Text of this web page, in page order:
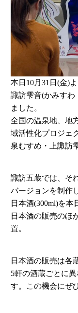
本日10月31日(金)
諏訪雫音(かみすわ
ました。
全国の温泉地、地
域活性化プロジェ
泉むすめ・上諏訪
諏訪五蔵では、そ
バージョンを制作
日本酒(300ml)を本
日本酒の販売のほ
置。
日本酒の販売は各
5軒の酒蔵ごとに
す。この機会にぜ